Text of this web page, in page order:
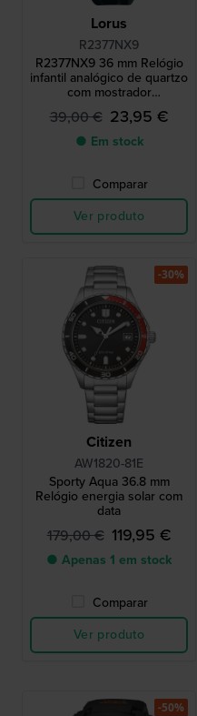
Lorus
R2377NX9
R2377NX9 36 mm Relógio
infantil analógico de quartzo
com mostrador
retroiluminado
39,00 € 23,95 €
● Em stock
Comparar
Ver produto
Citizen
AW1820-81E
Sporty Aqua 36.8 mm
Relógio energia solar com
data
179,00 € 119,95 €
● Apenas 1 em stock
Comparar
Ver produto
-30%
-50%